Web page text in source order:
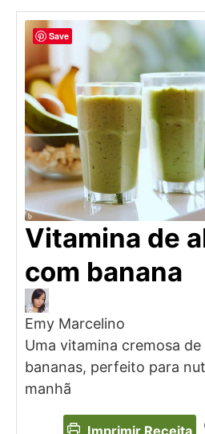
Vitamina de
com banana
Emy Marcelino
Uma vitamina cremosa
bananas, perfeito para
manhã
Imprimir Receita
Save